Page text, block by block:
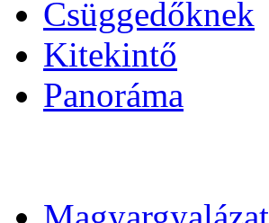
Csüggedőknek
Kitekintő
Panoráma